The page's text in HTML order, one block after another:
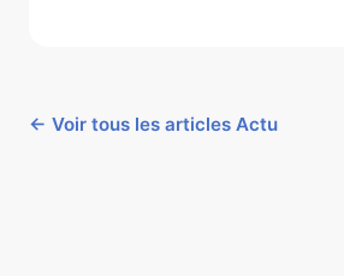
← Voir tous les articles Actu